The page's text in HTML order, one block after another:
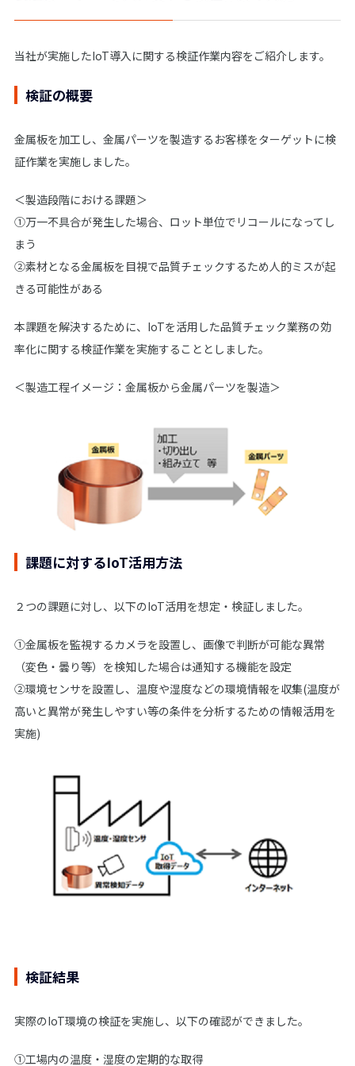
当社が実施したIoT導入に関する検証作業内容をご紹介します。
検証の概要
金属板を加工し、金属パーツを製造するお客様をターゲットに検
証作業を実施しました。
＜製造段階における課題＞
①万一不具合が発生した場合、ロット単位でリコールになってし
まう
②素材となる金属板を目視で品質チェックするため人的ミスが起
きる可能性がある
本課題を解決するために、IoTを活用した品質チェック業務の効
率化に関する検証作業を実施することとしました。
＜製造工程イメージ：金属板から金属パーツを製造＞
課題に対するIoT活用方法
２つの課題に対し、以下のIoT活用を想定・検証しました。
①金属板を監視するカメラを設置し、画像で判断が可能な異常
（変色・曇り等）を検知した場合は通知する機能を設定
②環境センサを設置し、温度や湿度などの環境情報を収集(温度が
高いと異常が発生しやすい等の条件を分析するための情報活用を
実施)
検証結果
実際のIoT環境の検証を実施し、以下の確認ができました。
①工場内の温度・湿度の定期的な取得